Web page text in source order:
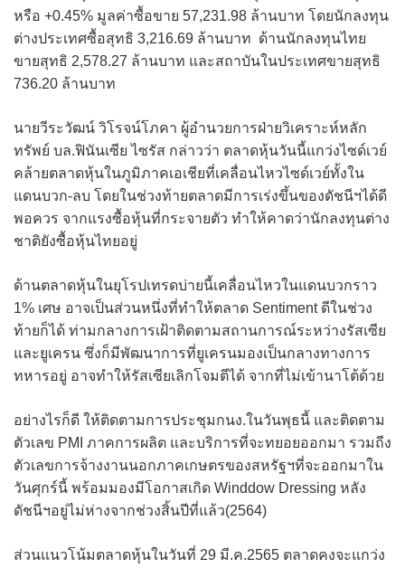
หรือ +0.45% มูลค่าซื้อขาย 57,231.98 ล้านบาท โดยนักลงทุน
ต่างประเทศซื้อสุทธิ 3,216.69 ล้านบาท ด้านนักลงทุนไทย
ขายสุทธิ 2,578.27 ล้านบาท และสถาบันในประเทศขายสุทธิ
736.20 ล้านบาท
นายวีระวัฒน์ วิโรจน์โภคา ผู้อำนวยการฝ่ายวิเคราะห์หลัก
ทรัพย์ บล.ฟินันเซีย ไซรัส กล่าวว่า ตลาดหุ้นวันนี้แกว่งไซด์เวย์
คล้ายตลาดหุ้นในภูมิภาคเอเชียที่เคลื่อนไหวไซด์เวย์ทั้งใน
แดนบวก-ลบ โดยในช่วงท้ายตลาดมีการเร่งขึ้นของดัชนีฯได้ดี
พอควร จากแรงซื้อหุ้นที่กระจายตัว ทำให้คาดว่านักลงทุนต่าง
ชาติยังซื้อหุ้นไทยอยู่
ด้านตลาดหุ้นในยุโรปเทรดบ่ายนี้เคลื่อนไหวในแดนบวกราว
1% เศษ อาจเป็นส่วนหนึ่งที่ทำให้ตลาด Sentiment ดีในช่วง
ท้ายก็ได้ ท่ามกลางการเฝ้าติดตามสถานการณ์ระหว่างรัสเซีย
และยูเครน ซึ่งก็มีพัฒนาการที่ยูเครนมองเป็นกลางทางการ
ทหารอยู่ อาจทำให้รัสเซียเลิกโจมตีได้ จากที่ไม่เข้านาโต้ด้วย
อย่างไรก็ดี ให้ติดตามการประชุมกนง.ในวันพุธนี้ และติดตาม
ตัวเลข PMI ภาคการผลิต และบริการที่จะทยอยออกมา รวมถีง
ตัวเลขการจ้างงานนอกภาคเกษตรของสหรัฐฯที่จะออกมาใน
วันศุกร์นี้ พร้อมมองมีโอกาสเกิด Winddow Dressing หลัง
ดัชนีฯอยู่ไม่ห่างจากช่วงสิ้นปีที่แล้ว(2564)
ส่วนแนวโน้มตลาดหุ้นในวันที่ 29 มี.ค.2565 ตลาดคงจะแกว่ง